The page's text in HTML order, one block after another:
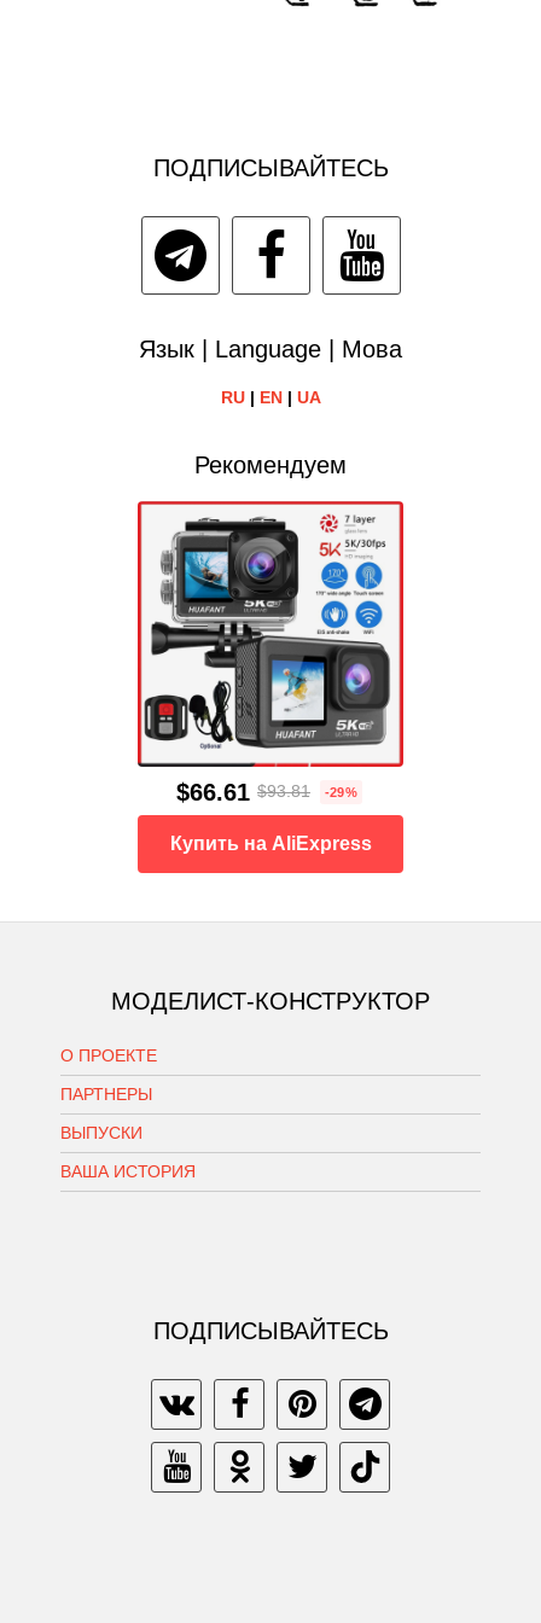
ПОДПИСЫВАЙТЕСЬ
Язык | Language | Мова
RU| EN| UA
Рекомендуем
$66.61 $93.81 -29%
Купить на AliExpress
МОДЕЛИСТ-КОНСТРУКТОР
О ПРОЕКТЕ
ПАРТНЕРЫ
ВЫПУСКИ
ВАША ИСТОРИЯ
ПОДПИСЫВАЙТЕСЬ